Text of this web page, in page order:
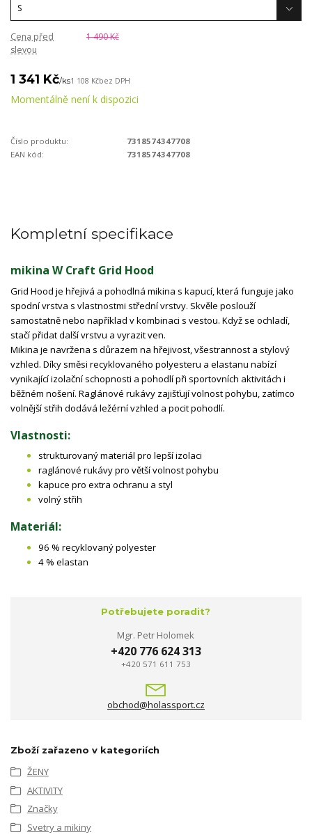
Cena před
slevou
1 490 Kč
1 341 Kč/ks1 108 Kčbez DPH
Momentálně není k dispozici
Číslo produktu:
7318574347708
EAN kód:
7318574347708
Kompletní specifikace
mikina W Craft Grid Hood
Grid Hood je hřejivá a pohodlná mikina s kapucí, která funguje jako
spodní vrstva s vlastnostmi střední vrstvy. Skvěle poslouží
samostatně nebo například v kombinaci s vestou. Když se ochladí,
stačí přidat další vrstvu a vyrazit ven.
Mikina je navržena s důrazem na hřejivost, všestrannost a stylový
vzhled. Díky směsi recyklovaného polyesteru a elastanu nabízí
vynikající izolační schopnosti a pohodlí při sportovních aktivitách i
běžném nošení. Raglánové rukávy zajišťují volnost pohybu, zatímco
volnější střih dodává ležérní vzhled a pocit pohodlí.
Vlastnosti:
strukturovaný materiál pro lepší izolaci
raglánové rukávy pro větší volnost pohybu
kapuce pro extra ochranu a styl
volný střih
Materiál:
96 % recyklovaný polyester
4 % elastan
Potřebujete poradit?
Mgr. Petr Holomek
+420 776 624 313
+420 571 611 753
obchod@holassport.cz
Zboží zařazeno v kategoriích
ŽENY
AKTIVITY
Značky
Svetry a mikiny